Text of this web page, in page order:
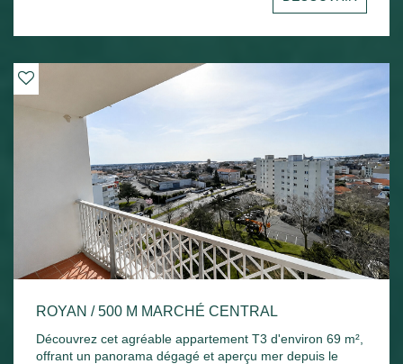
ROYAN / 500 M MARCHÉ CENTRAL
Découvrez cet agréable appartement T3 d'environ 69 m²,
offrant un panorama dégagé et aperçu mer depuis le